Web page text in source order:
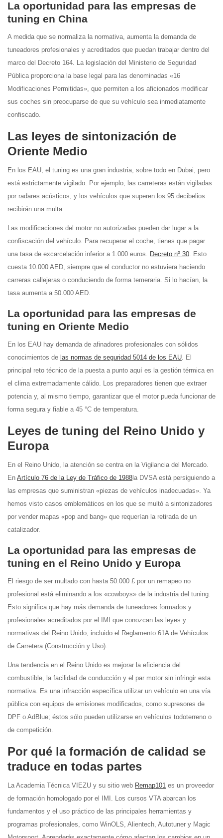
La oportunidad para las empresas de
tuning en China
A medida que se normaliza la normativa, aumenta la demanda de
tuneadores profesionales y acreditados que puedan trabajar dentro del
marco del Decreto 164. La legislación del Ministerio de Seguridad
Pública proporciona la base legal para las denominadas «16
Modificaciones Permitidas», que permiten a los aficionados modificar
sus coches sin preocuparse de que su vehículo sea inmediatamente
confiscado.
Las leyes de sintonización de
Oriente Medio
En los EAU, el tuning es una gran industria, sobre todo en Dubai, pero
está estrictamente vigilado. Por ejemplo, las carreteras están vigiladas
por radares acústicos, y los vehículos que superen los 95 decibelios
recibirán una multa.
Las modificaciones del motor no autorizadas pueden dar lugar a la
confiscación del vehículo. Para recuperar el coche, tienes que pagar
una tasa de excarcelación inferior a 1.000 euros. Decreto nº 30. Esto
cuesta 10.000 AED, siempre que el conductor no estuviera haciendo
carreras callejeras o conduciendo de forma temeraria. Si lo hacían, la
tasa aumenta a 50.000 AED.
La oportunidad para las empresas de
tuning en Oriente Medio
En los EAU hay demanda de afinadores profesionales con sólidos
conocimientos de las normas de seguridad 5014 de los EAU. El
principal reto técnico de la puesta a punto aquí es la gestión térmica en
el clima extremadamente cálido. Los preparadores tienen que extraer
potencia y, al mismo tiempo, garantizar que el motor pueda funcionar de
forma segura y fiable a 45 °C de temperatura.
Leyes de tuning del Reino Unido y
Europa
En el Reino Unido, la atención se centra en la Vigilancia del Mercado.
En Artículo 76 de la Ley de Tráfico de 1988 la DVSA está persiguiendo a
las empresas que suministran «piezas de vehículos inadecuadas». Ya
hemos visto casos emblemáticos en los que se multó a sintonizadores
por vender mapas «pop and bang» que requerían la retirada de un
catalizador.
La oportunidad para las empresas de
tuning en el Reino Unido y Europa
El riesgo de ser multado con hasta 50.000 £ por un remapeo no
profesional está eliminando a los «cowboys» de la industria del tuning.
Esto significa que hay más demanda de tuneadores formados y
profesionales acreditados por el IMI que conozcan las leyes y
normativas del Reino Unido, incluido el Reglamento 61A de Vehículos
de Carretera (Construcción y Uso).
Una tendencia en el Reino Unido es mejorar la eficiencia del
combustible, la facilidad de conducción y el par motor sin infringir esta
normativa. Es una infracción específica utilizar un vehículo en una vía
pública con equipos de emisiones modificados, como supresores de
DPF o AdBlue; éstos sólo pueden utilizarse en vehículos todoterreno o
de competición.
Por qué la formación de calidad se
traduce en todas partes
La Academia Técnica VIEZU y su sitio web Remap101 es un proveedor
de formación homologado por el IMI. Los cursos VTA abarcan los
fundamentos y el uso práctico de las principales herramientas y
programas profesionales, como WinOLS, Alientech, Autotuner y Magic